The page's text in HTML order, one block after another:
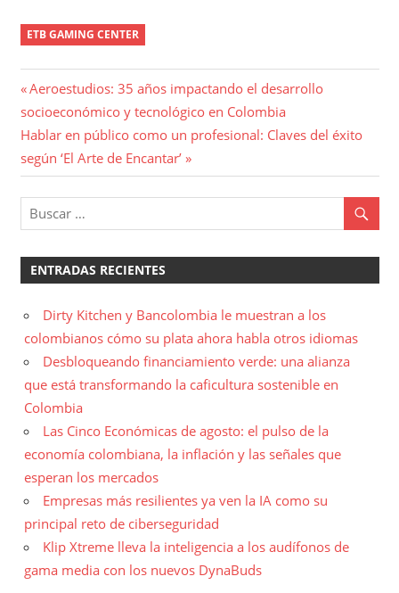
ETB GAMING CENTER
Navegación
de
entradas
Entrada
anterior:
Aeroestudios: 35 años impactando el desarrollo
socioeconómico y tecnológico en Colombia
Entrada
siguiente:
Hablar en público como un profesional: Claves del éxito
según ‘El Arte de Encantar’
ENTRADAS RECIENTES
Dirty Kitchen y Bancolombia le muestran a los
colombianos cómo su plata ahora habla otros idiomas
Desbloqueando financiamiento verde: una alianza
que está transformando la caficultura sostenible en
Colombia
Las Cinco Económicas de agosto: el pulso de la
economía colombiana, la inflación y las señales que
esperan los mercados
Empresas más resilientes ya ven la IA como su
principal reto de ciberseguridad
Klip Xtreme lleva la inteligencia a los audífonos de
gama media con los nuevos DynaBuds